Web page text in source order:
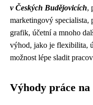
v Českých Budějovicích,
marketingový specialista,
grafik, účetní a mnoho
výhod, jako je flexibilita,
možnost lépe sladit
Výhody práce